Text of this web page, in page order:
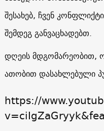
შესახებ, ჩვენ
შემდეგ განვაცხადებთ.
დღეის მდგომარეობით,
ათობით დასახლებული
https://